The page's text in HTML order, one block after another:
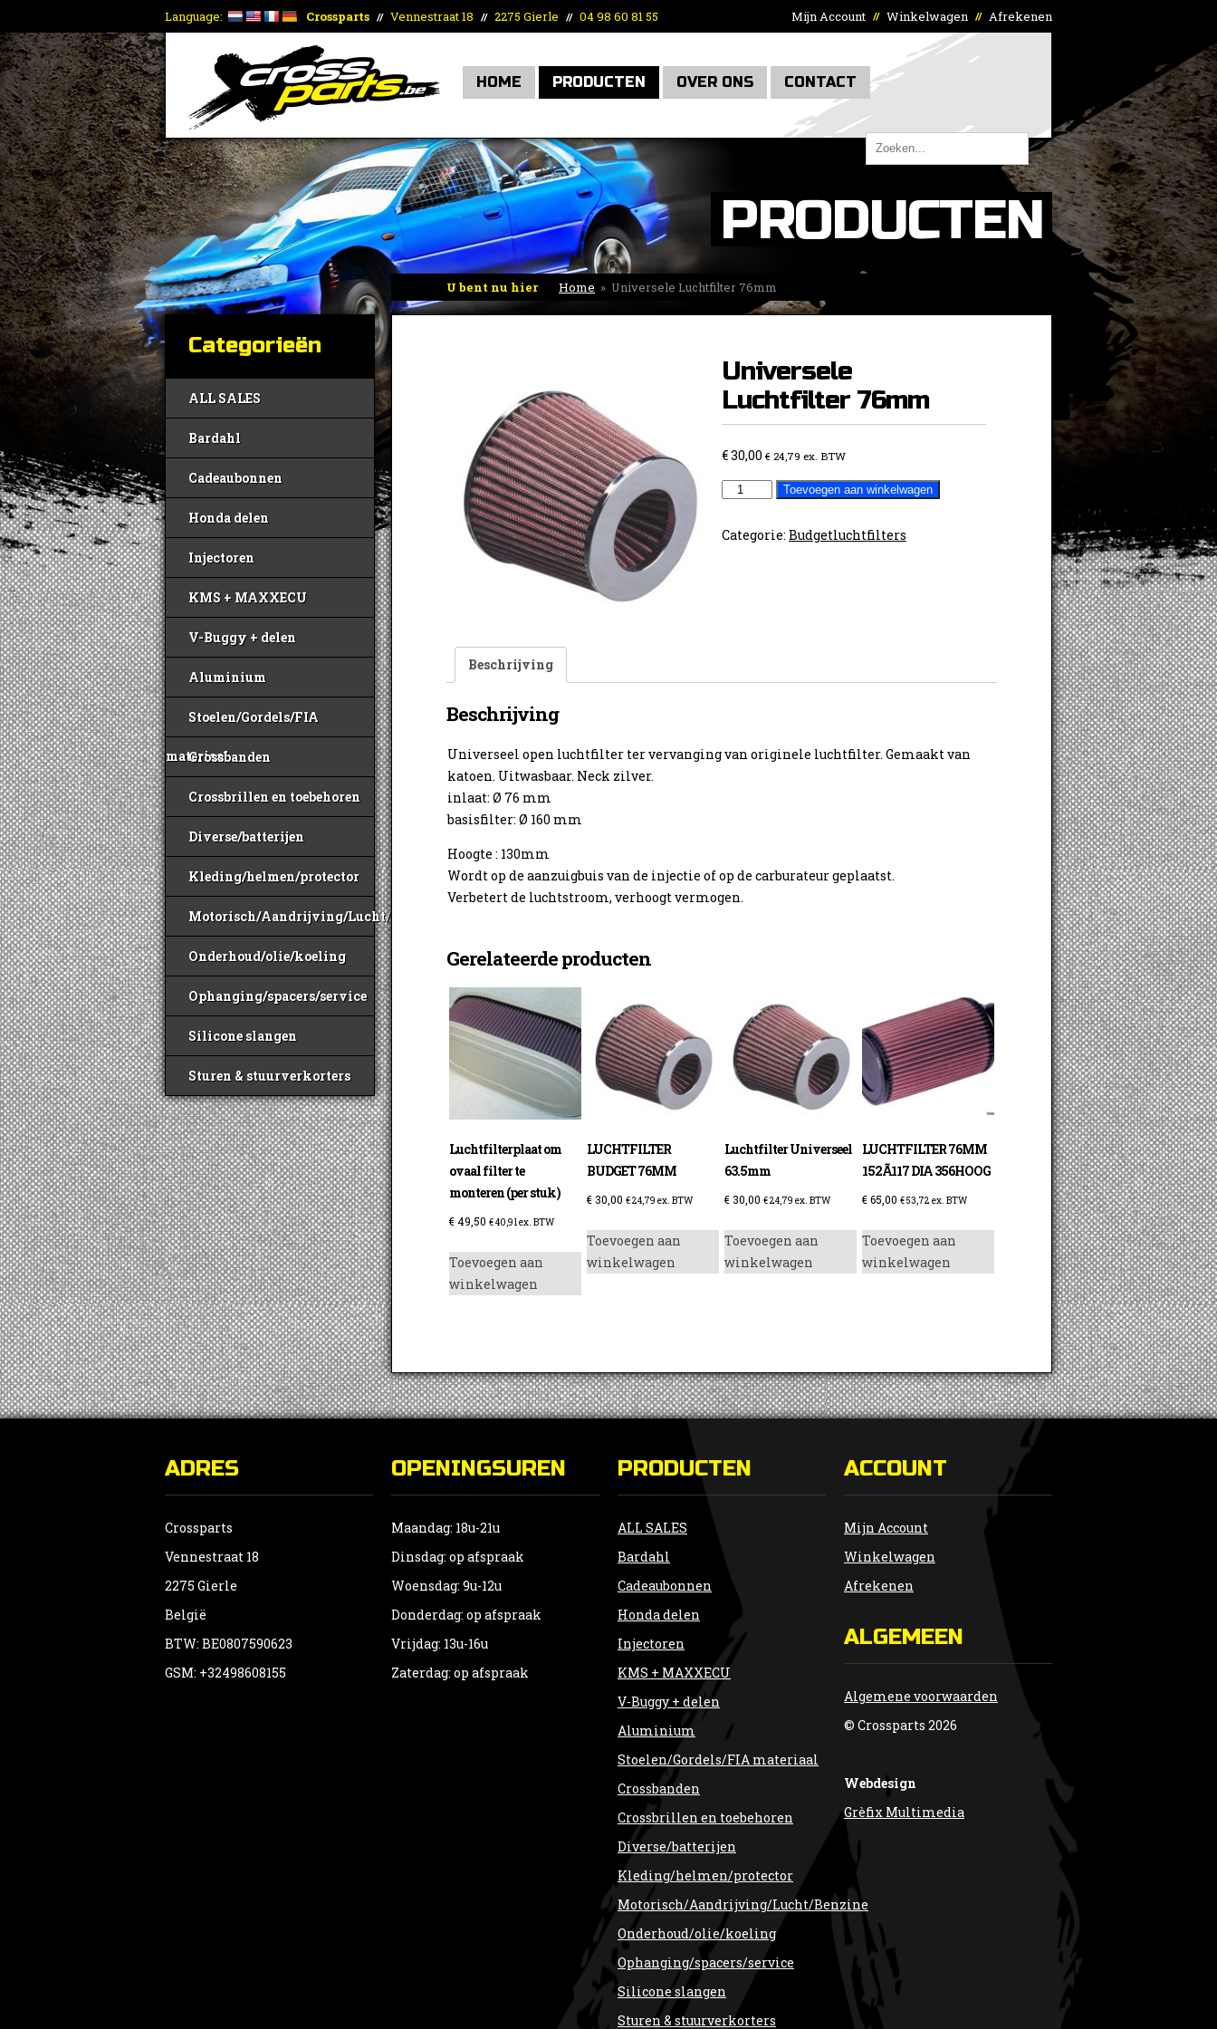
Language: Crossparts // Vennestraat 18 // 2275 Gierle // 04 98 60 81 55 Mijn Account // Winkelwagen // Afrekenen
HOME PRODUCTEN OVER ONS CONTACT
PRODUCTEN
U bent nu hier Home » Universele Luchtfilter 76mm
Categorieën
ALL SALES
Bardahl
Cadeaubonnen
Honda delen
Injectoren
KMS + MAXXECU
V-Buggy + delen
Aluminium
Stoelen/Gordels/FIA
materiaal
Crossbanden
Crossbrillen en toebehoren
Diverse/batterijen
Kleding/helmen/protector
Motorisch/Aandrijving/Lucht/Benzine
Onderhoud/olie/koeling
Ophanging/spacers/service
Silicone slangen
Sturen & stuurverkorters
Universele
Luchtfilter 76mm
€30,00 € 24,79 ex. BTW
Universele
76mm
Toevoegen aan winkelwagen
Categorie: Budgetluchtfilters
Beschrijving
Beschrijving
Universeel open luchtfilter ter vervanging van originele luchtfilter. Gemaakt van
katoen. Uitwasbaar. Neck zilver.
inlaat: Ø 76 mm
basisfilter: Ø 160 mm
Hoogte : 130mm
Wordt op de aanzuigbuis van de injectie of op de carburateur geplaatst.
Verbetert de luchtstroom, verhoogt vermogen.
Gerelateerde producten
Luchtfilterplaat om
ovaal filter te
monteren (per stuk)
€49,50 €40,91ex. BTW
Toevoegen aan
winkelwagen
LUCHTFILTER
BUDGET 76MM
€ 30,00 €24,79 ex. BTW
Toevoegen aan
winkelwagen
Luchtfilter Universeel
63.5mm
€30,00 €24,79 ex. BTW
Toevoegen aan
winkelwagen
LUCHTFILTER 76MM
152Ã117 DIA 356HOOG
€65,00 €53,72 ex. BTW
Toevoegen aan
winkelwagen
ADRES
Crossparts
Vennestraat 18
2275 Gierle
België
BTW: BE0807590623
GSM: +32498608155
OPENINGSUREN
Maandag: 18u-21u
Dinsdag: op afspraak
Woensdag: 9u-12u
Donderdag: op afspraak
Vrijdag: 13u-16u
Zaterdag: op afspraak
PRODUCTEN
ALL SALES
Bardahl
Cadeaubonnen
Honda delen
Injectoren
KMS + MAXXECU
V-Buggy + delen
Aluminium
Stoelen/Gordels/FIA materiaal
Crossbanden
Crossbrillen en toebehoren
Diverse/batterijen
Kleding/helmen/protector
Motorisch/Aandrijving/Lucht/Benzine
Onderhoud/olie/koeling
Ophanging/spacers/service
Silicone slangen
Sturen & stuurverkorters
ACCOUNT
Mijn Account
Winkelwagen
Afrekenen
ALGEMEEN
Algemene voorwaarden
© Crossparts 2026
Webdesign
Grèfix Multimedia